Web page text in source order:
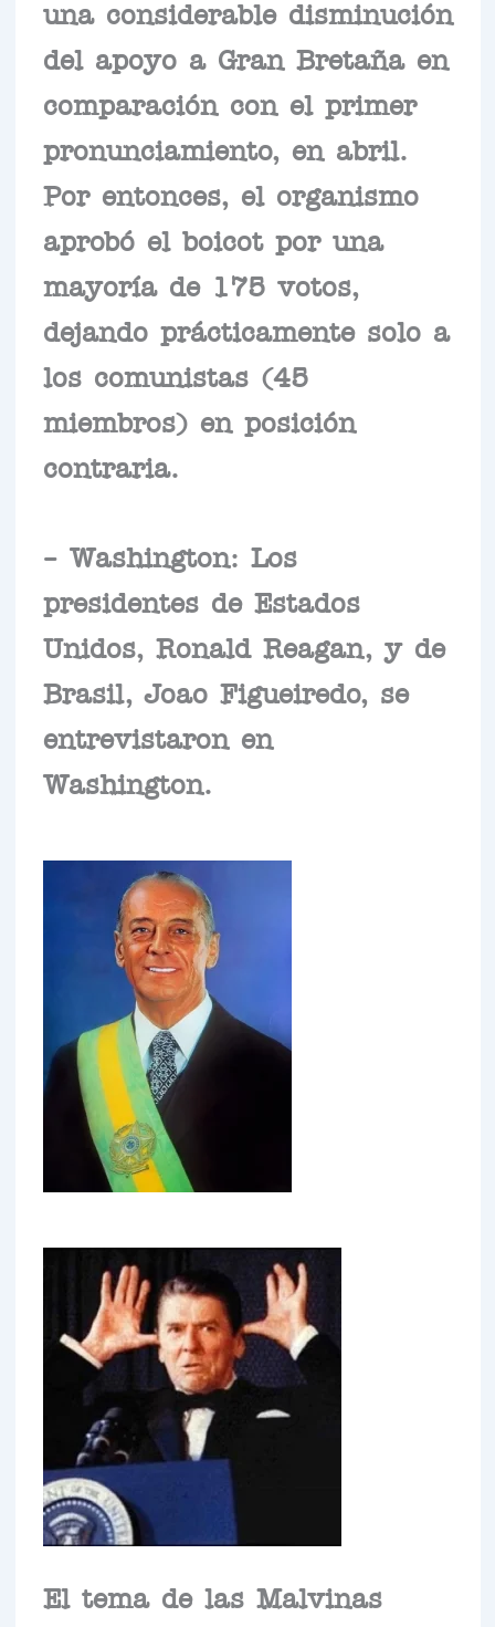
una considerable disminución
del apoyo a Gran Bretaña en
comparación con el primer
pronunciamiento, en abril.
Por entonces, el organismo
aprobó el boicot por una
mayoría de 175 votos,
dejando prácticamente solo a
los comunistas (45
miembros) en posición
contraria.
– Washington: Los
presidentes de Estados
Unidos, Ronald Reagan, y de
Brasil, Joao Figueiredo, se
entrevistaron en
Washington.
El tema de las Malvinas